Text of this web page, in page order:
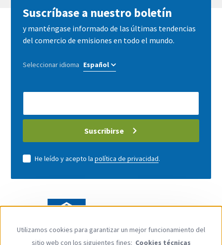
Suscríbase a nuestro boletín
y manténgase informado de las últimas tendencias
del comercio de emisiones en todo el mundo.
Seleccionar idioma
E-
address
Suscribirse
He leído y acepto la política de privacidad.
Use
Utilizamos cookies para garantizar un mejor funcionamiento del
sitio web con los siguientes fines: Cookies técnicas